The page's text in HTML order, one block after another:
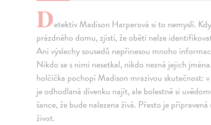
Detektiv Madison Harperová si to nemyslí.
prázdného domu, zjistí, že oběti nelze
Ani výslechy sousedů nepřinesou mnoho
Nikdo se s nimi nesetkal, nikdo nezná jejich
holčička pochopí Madison mrazivou skutečnost:
je odhodlaná dívenku najít, ale bolestně si
šance, že bude nalezena živá. Přesto je
život.